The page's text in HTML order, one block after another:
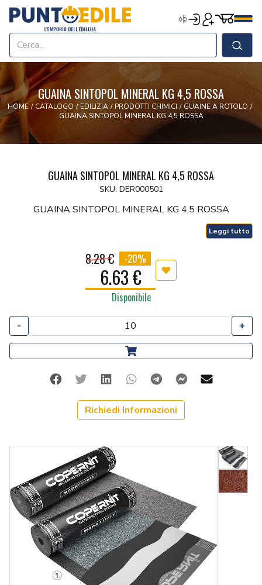
Edilizia Punto EdileAccediRegistrati
Cerca
Home
Chi Siamo
Termini & Condizioni
Contatti
GUAINA SINTOPOL MINERAL KG 4,5 ROSSA
HOME / CATALOGO / EDILIZIA / PRODOTTI CHIMICI / GUAINE A ROTOLO /
GUAINA SINTOPOL MINERAL KG 4,5 ROSSA
GUAINA SINTOPOL MINERAL KG 4,5 ROSSA
SKU: DER000501
GUAINA SINTOPOL MINERAL KG 4,5 ROSSA
Leggi tutto
8.28 € -20%
6.63 € Aggiungi ai preferiti
Disponibile
- +
FacebookTwitterLinkedinWhatsappTelegramFacebook
Richiedi Informazioni